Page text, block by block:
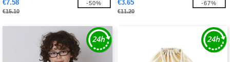
€7.58
€15.10
-50% €3.65
€11.20
-67%